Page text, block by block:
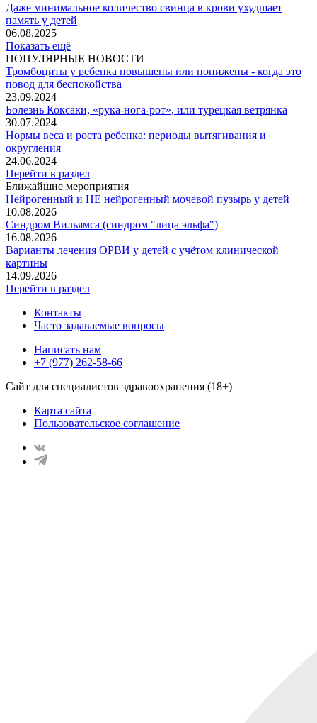
Даже минимальное количество свинца в крови ухудшает
память у детей
06.08.2025
Показать ещё
ПОПУЛЯРНЫЕ НОВОСТИ
Тромбоциты у ребенка повышены или понижены - когда это
повод для беспокойства
23.09.2024
Болезнь Коксаки, «рука-нога-рот», или турецкая ветрянка
30.07.2024
Нормы веса и роста ребенка: периоды вытягивания и
округления
24.06.2024
Перейти в раздел
Ближайшие мероприятия
Нейрогенный и НЕ нейрогенный мочевой пузырь у детей
10.08.2026
Синдром Вильямса (синдром "лица эльфа")
16.08.2026
Варианты лечения ОРВИ у детей с учётом клинической
картины
14.09.2026
Перейти в раздел
Контакты
Часто задаваемые вопросы
Написать нам
+7 (977) 262-58-66
Сайт для специалистов здравоохранения (18+)
Карта сайта
Пользовательское соглашение